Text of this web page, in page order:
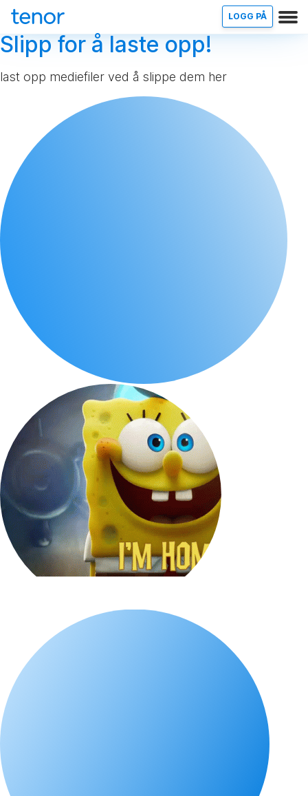
LOGG PÅ
Slipp for å laste opp!
last opp mediefiler ved å slippe dem her